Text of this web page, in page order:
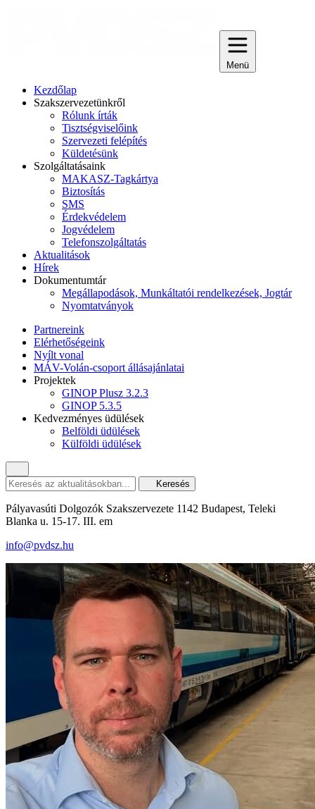
Menü
Kezdőlap
Szakszervezetünkről
Rólunk írták
Tisztségviselőink
Szervezeti felépítés
Küldetésünk
Szolgáltatásaink
MAKASZ-Tagkártya
Biztosítás
SMS
Érdekvédelem
Jogvédelem
Telefonszolgáltatás
Aktualitások
Hírek
Dokumentumtár
Megállapodások, Munkáltatói rendelkezések, Jogtár
Nyomtatványok
Partnereink
Elérhetőségeink
Nyílt vonal
MÁV-Volán-csoport állásajánlatai
Projektek
GINOP Plusz 3.2.3
GINOP 5.3.5
Kedvezményes üdülések
Belföldi üdülések
Külföldi üdülések
Keresés
Pályavasúti Dolgozók Szakszervezete 1142 Budapest, Teleki
Blanka u. 15-17. III. em
info@pvdsz.hu